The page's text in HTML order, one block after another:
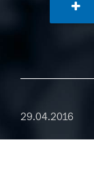
29.04.2016